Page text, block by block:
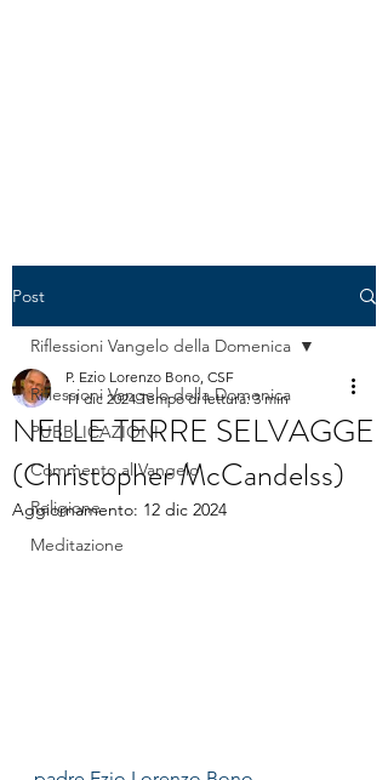
Post
Riflessioni Vangelo della Domenica
PUBBLICAZIONI
Commento al Vangelo
Religione
Meditazione
Riflessioni Vangelo della Domenica
NELLE TERRE SELVAGGE
(Christopher McCandelss)
P. Ezio Lorenzo Bono, CSF
11 dic 2024 Tempo di lettura: 3 min
Aggiornamento: 12 dic 2024